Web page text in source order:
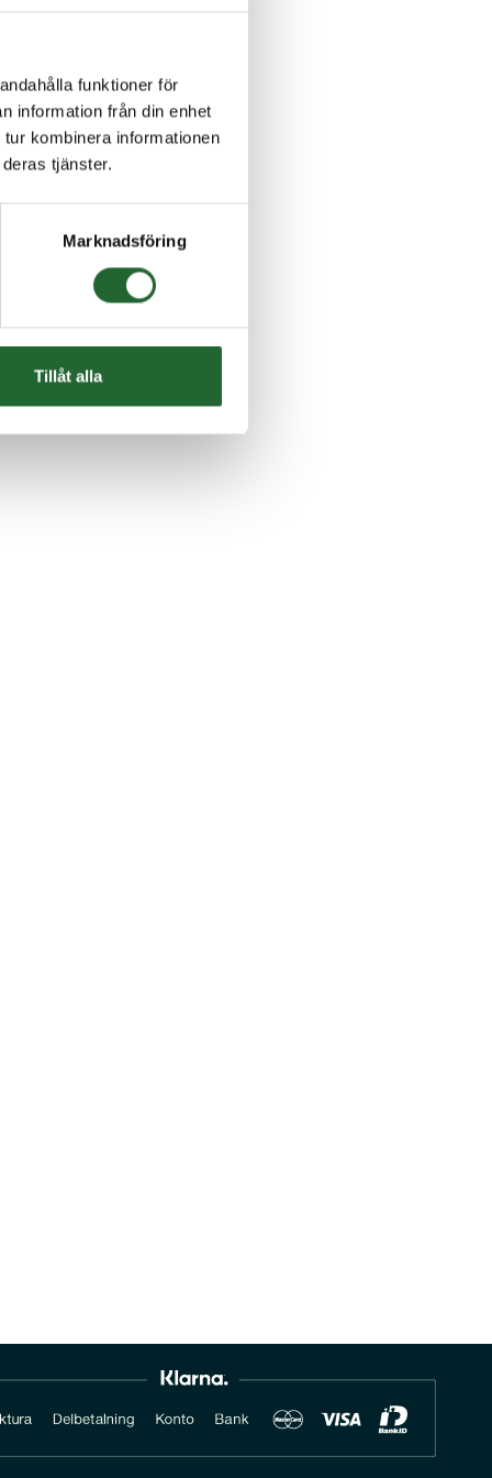
funktioner för
information från din enhet
kombinera informationen
tjänster.
Marknadsföring
Tillåt alla